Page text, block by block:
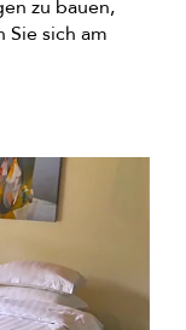
zu bauen,
sich am